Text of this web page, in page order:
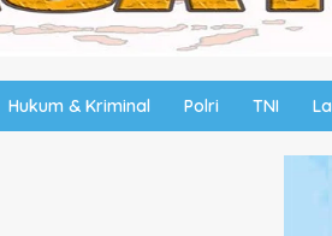
Hukum & Kriminal Polri TNI